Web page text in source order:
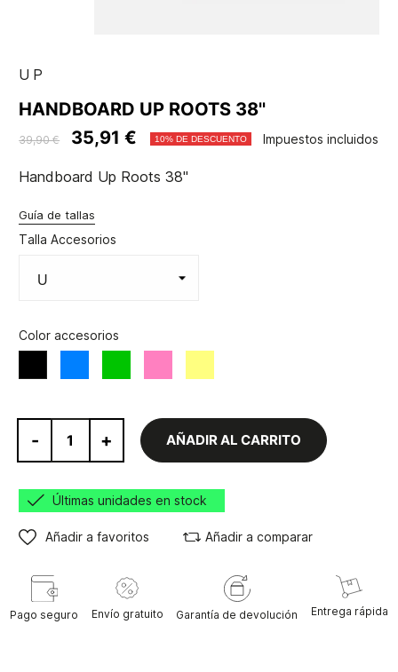
UP
HANDBOARD UP ROOTS 38''
39,90 € 35,91 € 10% DE DESCUENTO Impuestos incluidos
Handboard Up Roots 38''
Guía de tallas
Talla Accesorios
Color accesorios
- + AÑADIR AL CARRITO
Últimas unidades en stock
Añadir a favoritos Añadir a comparar
Pago seguro Envío gratuito Garantía de devolución Entrega rápida